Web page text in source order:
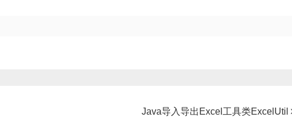
Java导入导出Excel工具类ExcelUtil